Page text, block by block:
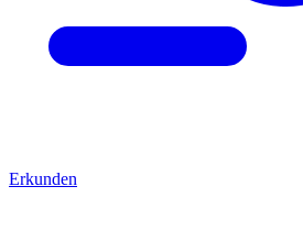
Erkunden